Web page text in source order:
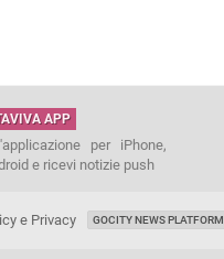
APP
per iPhone,
e ricevi notizie push
e Privacy GOCITY NEWS PLATFORM